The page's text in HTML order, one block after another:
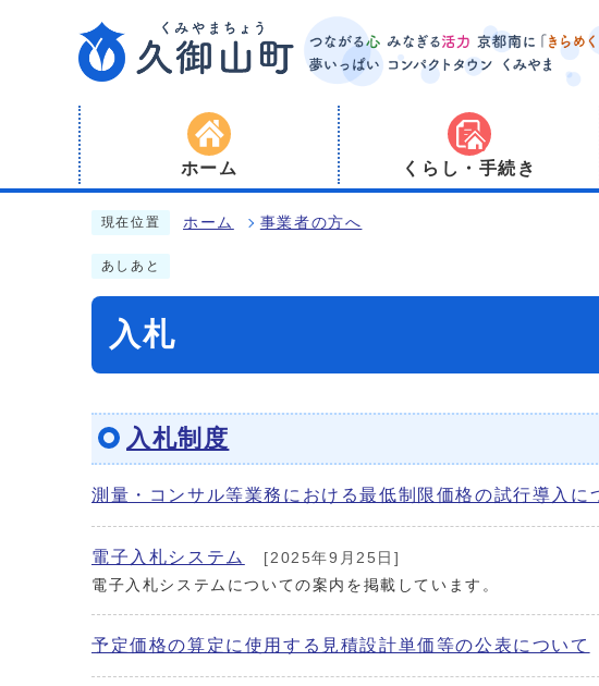
ホーム くらし・手続き
現在位置 ホーム 事業者の方へ
あしあと
入札
入札制度
測量・コンサル等業務における最低制限価格の試行導入に
電子入札システム
[2025年9月25日]
電子入札システムについての案内を掲載しています。
予定価格の算定に使用する見積設計単価等の公表について